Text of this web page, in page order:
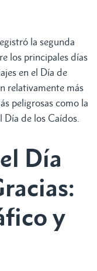
la segunda
los principales días
en el Día de
relativamente más
peligrosas como la
de los Caídos.
Día
y